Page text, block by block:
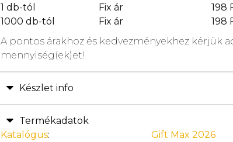
1 db-tól
Fix ár 198
1000 db-tól
Fix ár 198
A pontos árakhoz és kedvezményekhez kérjük
mennyiség(ek)et!
Készlet info
Termékadatok
Katalógus:
Gift Max 2026